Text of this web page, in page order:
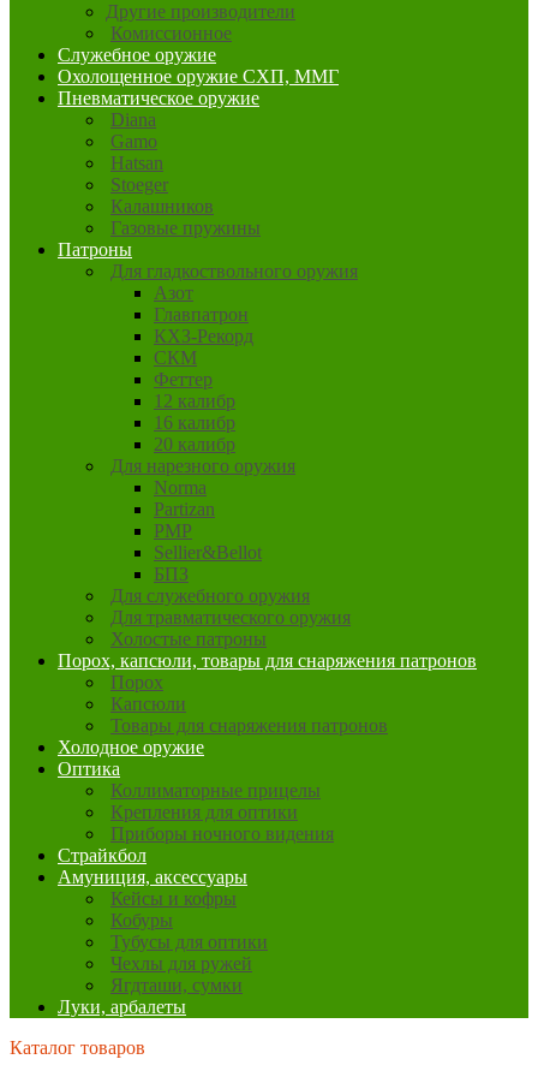
Другие производители
Комиссионное
Служебное оружие
Охолощенное оружие СХП, ММГ
Пневматическое оружие
Diana
Gamo
Hatsan
Stoeger
Калашников
Газовые пружины
Патроны
Для гладкоствольного оружия
Азот
Главпатрон
КХЗ-Рекорд
СКМ
Феттер
12 калибр
16 калибр
20 калибр
Для нарезного оружия
Norma
Partizan
PMP
Sellier&Bellot
БПЗ
Для служебного оружия
Для травматического оружия
Холостые патроны
Порох, капсюли, товары для снаряжения патронов
Порох
Капсюли
Товары для снаряжения патронов
Холодное оружие
Оптика
Коллиматорные прицелы
Крепления для оптики
Приборы ночного видения
Страйкбол
Амуниция, аксессуары
Кейсы и кофры
Кобуры
Тубусы для оптики
Чехлы для ружей
Ягдташи, сумки
Луки, арбалеты
Каталог товаров